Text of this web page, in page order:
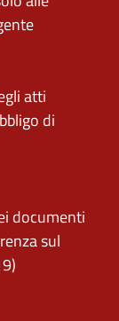
atti
di
documenti
sul